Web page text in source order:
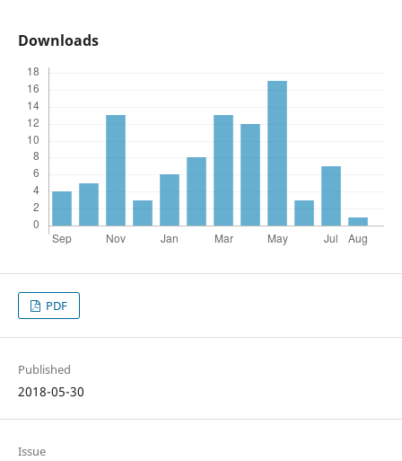
Downloads
PDF
Published
2018-05-30
Issue